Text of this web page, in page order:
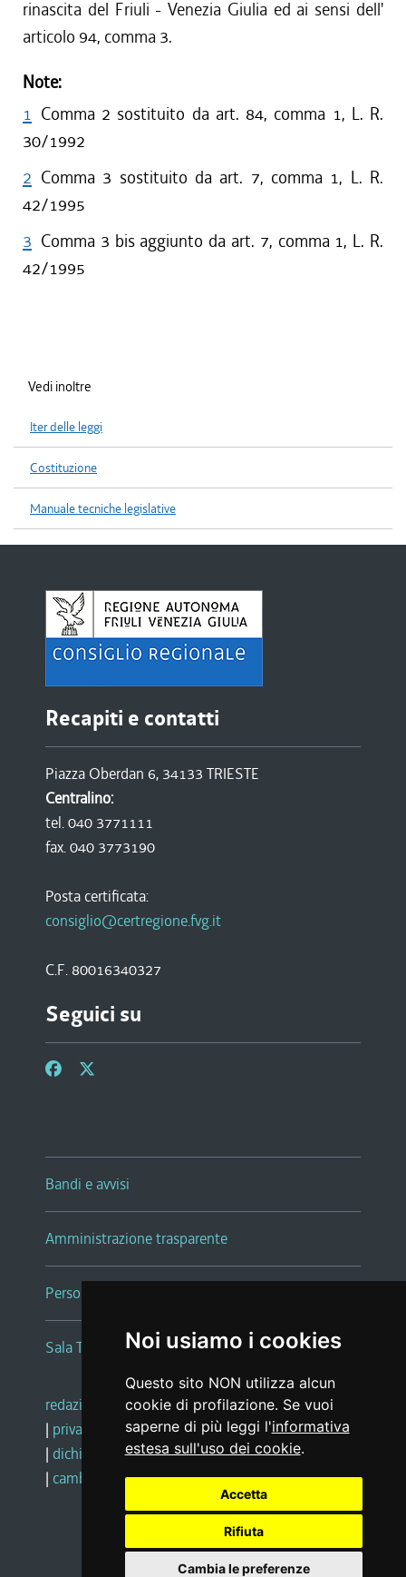
Noi usiamo i cookies
Questo sito NON utilizza alcun
cookie di profilazione. Se vuoi
saperne di più leggi l'informativa
estesa sull'uso dei cookie.
Accetta
Rifiuta
Cambia le preferenze
rinascita del Friuli - Venezia Giulia ed ai sensi dell'
articolo 94, comma 3.
Note:
1 Comma 2 sostituito da art. 84, comma 1, L. R.
30/1992
2 Comma 3 sostituito da art. 7, comma 1, L. R.
42/1995
3 Comma 3 bis aggiunto da art. 7, comma 1, L. R.
42/1995
Vedi inoltre
Iter delle leggi
Costituzione
Manuale tecniche legislative
Recapiti e contatti
Piazza Oberdan 6, 34133 TRIESTE
Centralino:
tel. 040 3771111
fax. 040 3773190
Posta certificata:
consiglio@certregione.fvg.it
C.F. 80016340327
Seguici su
Bandi e avvisi
Amministrazione trasparente
Persone e Uffici
Sala Tiziano Tessitori
redazione web |note legali |glossario
| privacy
social media policy
| dichiarazione di accessibilità |feedback
| cambio preferenze cookie
Realizzato da